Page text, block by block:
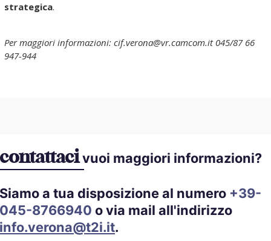
strategica.
Per maggiori informazioni: cif.verona@vr.camcom.it045/87 66
947-944
contattacivuoi maggiori informazioni?
Siamo a tua disposizione al numero +39-
045-8766940 o via mail all'indirizzo
info.verona@t2i.it.